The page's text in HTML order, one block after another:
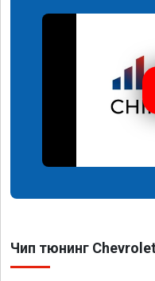
Чип тюнинг